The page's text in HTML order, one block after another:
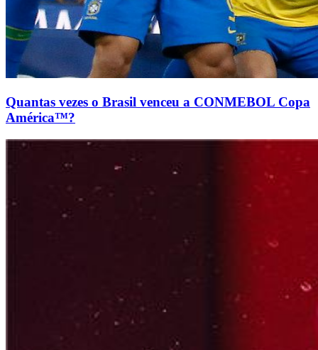
Quantas vezes o Brasil venceu a CONMEBOL Copa
América™?